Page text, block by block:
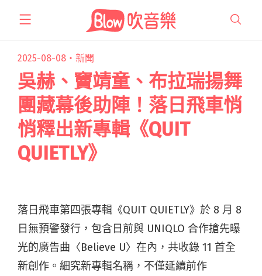
2025-08-08・ 新聞
吳赫、竇靖童、布拉瑞揚舞
團藏幕後助陣！落日飛車悄
悄釋出新專輯《QUIT
QUIETLY》
落日飛車第四張專輯《QUIT QUIETLY》於 8 月 8
日無預警發行， 包含日前與 UNIQLO 合作搶先曝
光的廣告曲〈Believe U〉在內，共收錄 11 首全
新創作 。 細究新專輯名稱，不僅延續前作